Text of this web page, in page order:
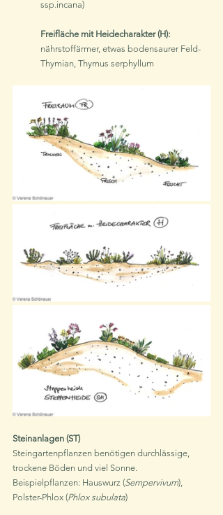
ssp.incana)
Freifläche mit Heidecharakter (H):
nährstoffärmer, etwas bodensaurer Feld-
Thymian, Thymus serphyllum
Steinanlagen (ST)
Steingartenpflanzen benötigen durchlässige,
trockene Böden und viel Sonne.
Beispielpflanzen: Hauswurz (Sempervivum),
Polster-Phlox (Phlox subulata)